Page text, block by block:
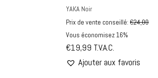
YAKA Noir
Prix de vente conseillé:€24,00
Vous économisez 16%
€19,99 T.V.A.C.
Ajouter aux favoris